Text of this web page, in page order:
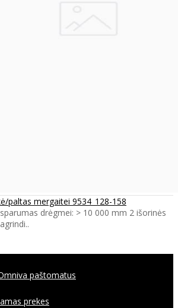
paltas mergaitei 9534_128-158
drėgmei: > 10 000 mm 2 išorinės
paštomatus
prekes